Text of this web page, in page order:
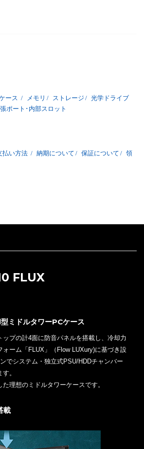
ース / メモリ / ストレージ / 光学ドライブ
ポート･内部スロット
払い方法 / 納期について / 保証について / 領
FLUX
ミドルタワーPCケース
ップの計4面に防音パネルを搭載し、冷却力
ォーム「FLUX」（Flow LUXury)に基づき設
でシステム・独立式PSU/HDDチャンバー
。
理想のミドルタワーケースです。
載